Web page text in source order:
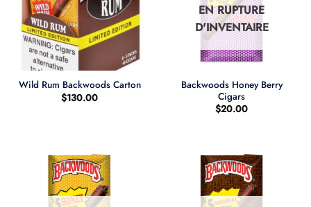
Wild Rum Backwoods Carton
$130.00
EN RUPTURE
D'INVENTAIRE
Backwoods Honey Berry
Cigars
$20.00